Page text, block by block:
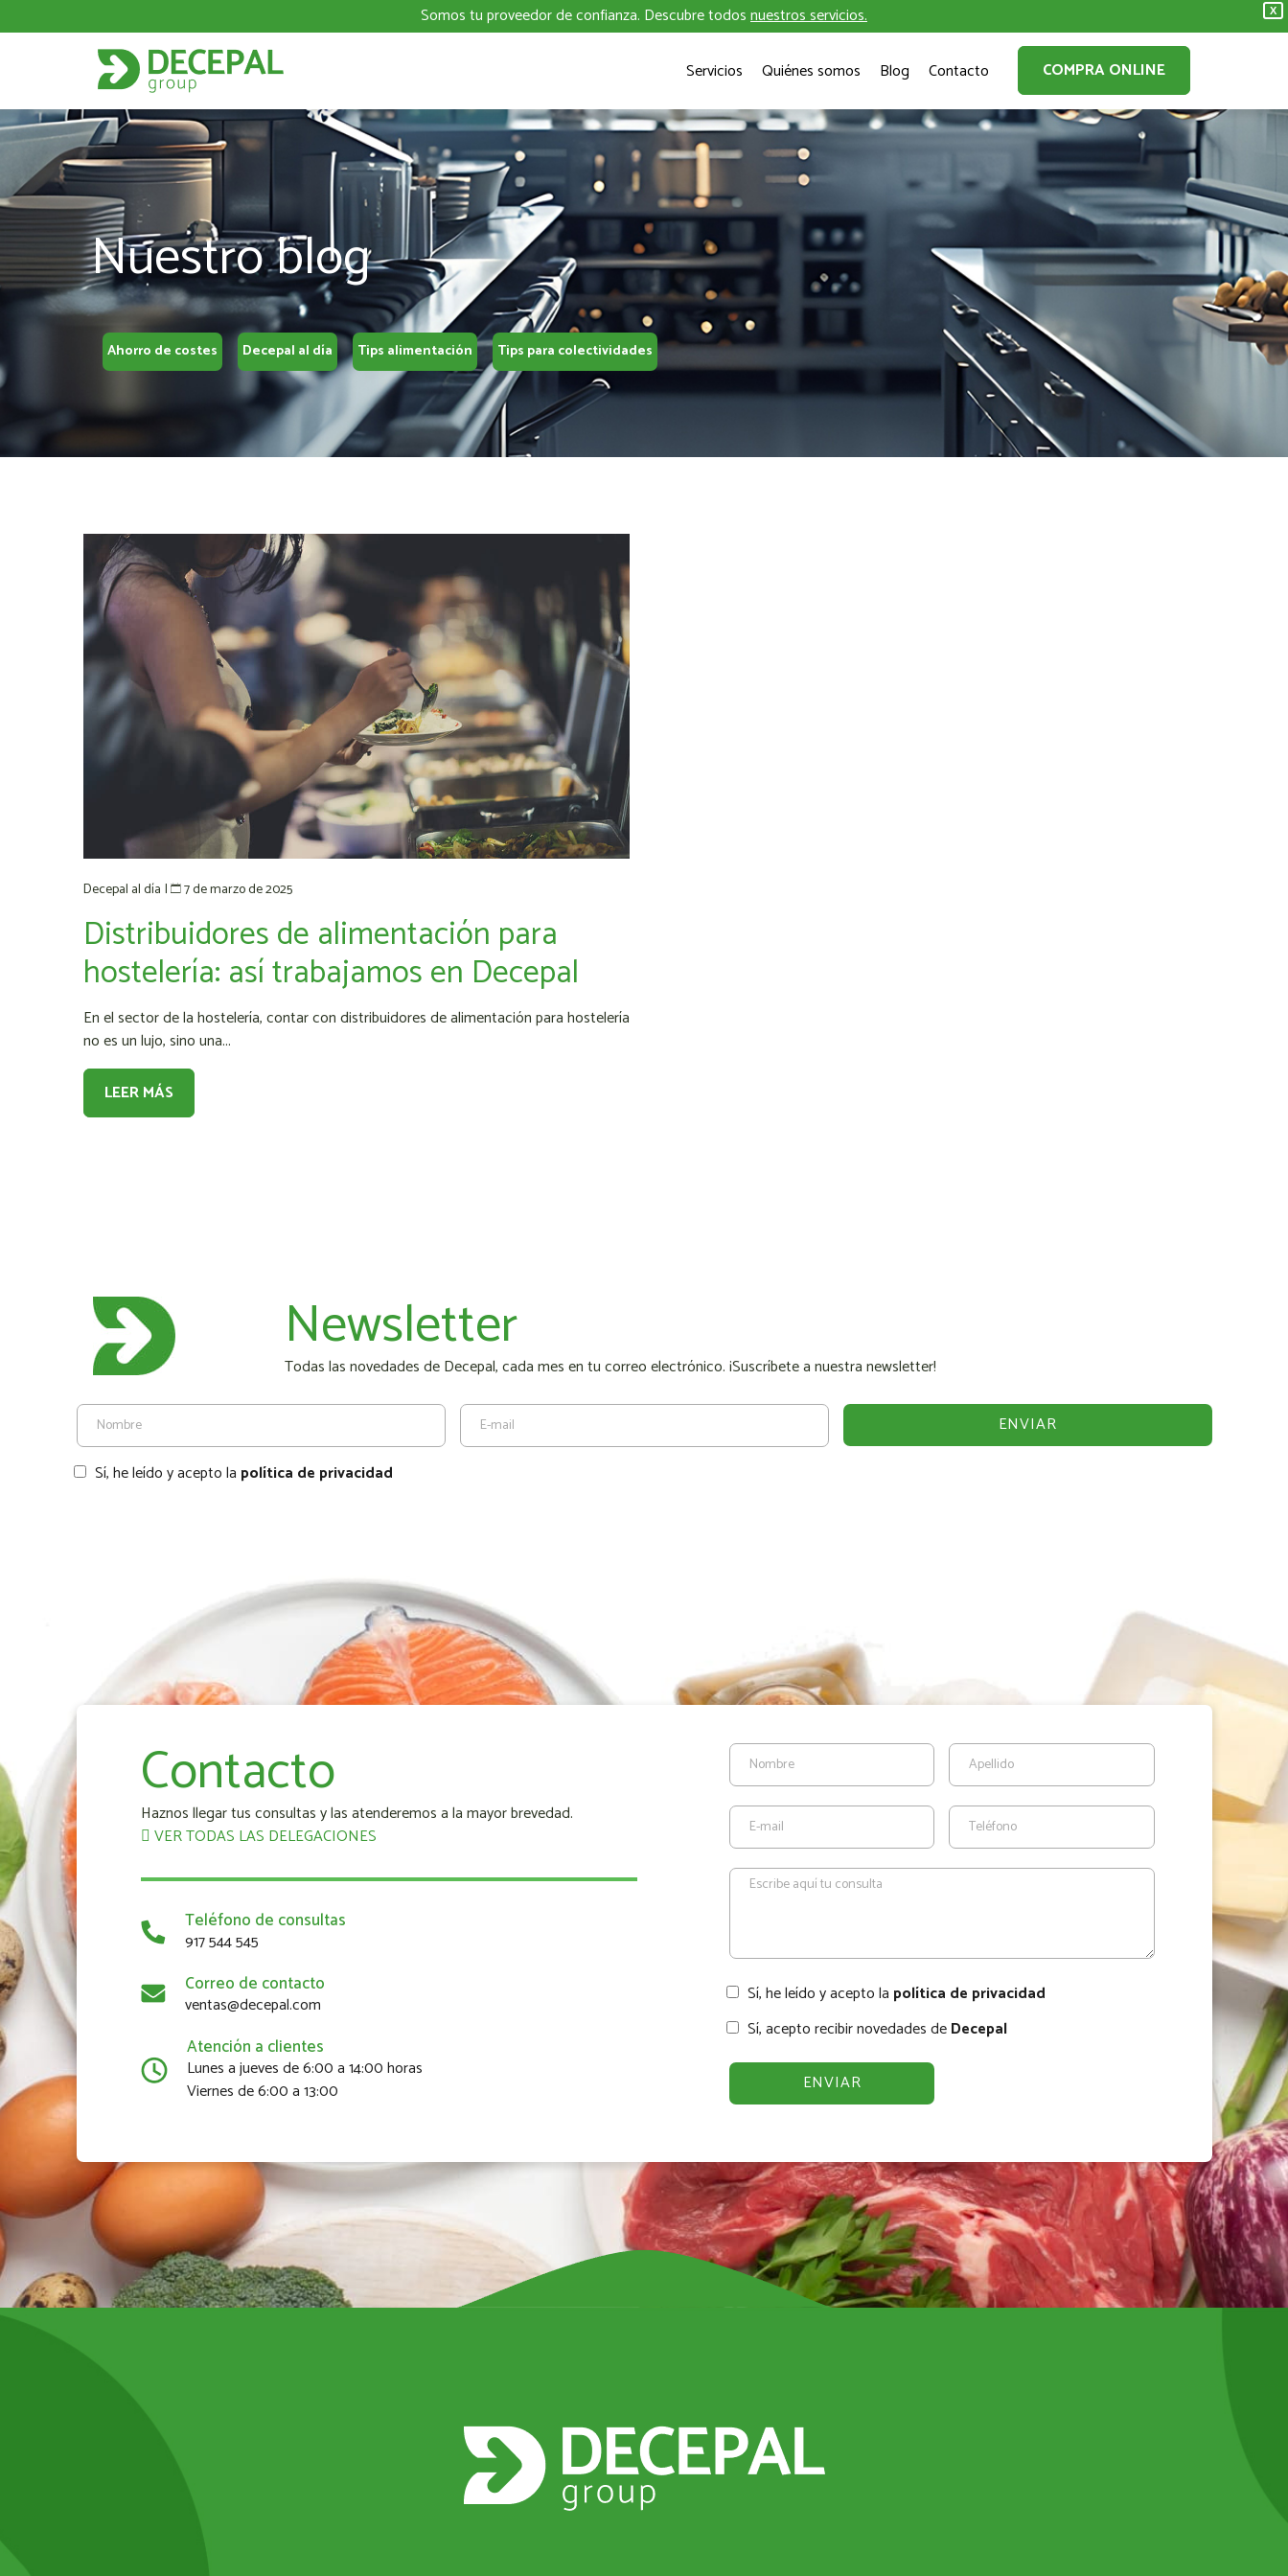
X
Somos tu proveedor de confianza. Descubre todosnuestros servicios.
Servicios Quiénes somos Blog Contacto COMPRA ONLINE
Nuestro blog
Ahorro de costes Decepal al día Tips alimentación Tips para colectividades
Decepal al día | 7 de marzo de 2025
Distribuidores de alimentación para
hostelería: así trabajamos en Decepal
En el sector de la hostelería, contar con distribuidores de alimentación para hostelería
no es un lujo, sino una...
LEER MÁS
Newsletter
Todas las novedades de Decepal, cada mes en tu correo electrónico. ¡Suscríbete a nuestra newsletter!
Sí, he leído y acepto la política de privacidad
Contacto
Haznos llegar tus consultas y las atenderemos a la mayor brevedad.
VER TODAS LAS DELEGACIONES
Teléfono de consultas
917 544 545
Correo de contacto
ventas@decepal.com
Atención a clientes
Lunes a jueves de 6:00 a 14:00 horas
Viernes de 6:00 a 13:00
Sí, he leído y acepto la política de privacidad
Sí, acepto recibir novedades deDecepal